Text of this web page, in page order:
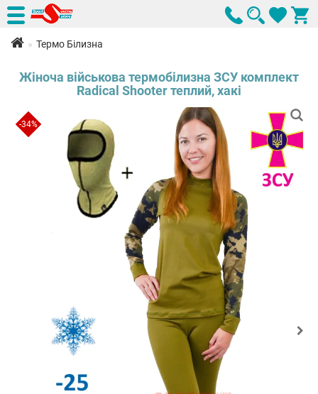
Термо Білизна
Жіноча військова термобілизна ЗСУ комплект
Radical Shooter теплий, хакі
-34%